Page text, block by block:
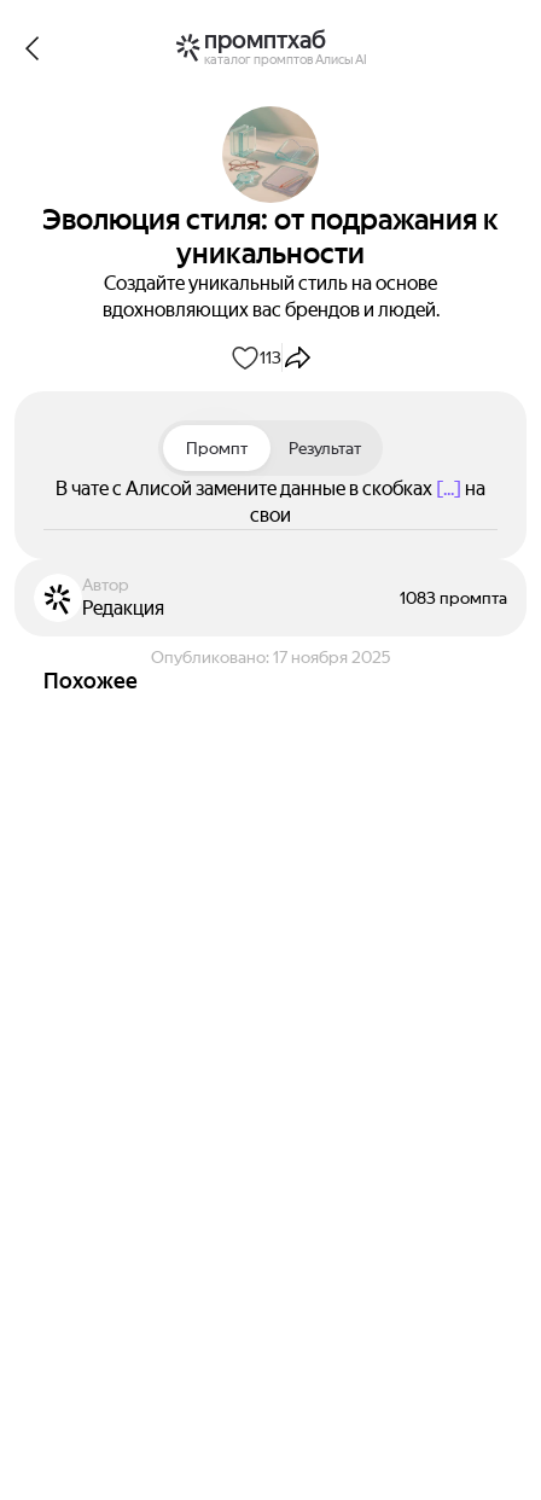
промптхаб
каталог промптов Алисы AI
Эволюция стиля: от подражания к
уникальности
Создайте уникальный стиль на основе
вдохновляющих вас брендов и людей.
113
Промпт Результат
В чате с Алисой замените данные в скобках [...] на
свои
Автор
Редакция 1083 промпта
Опубликовано: 17 ноября 2025
Похожее